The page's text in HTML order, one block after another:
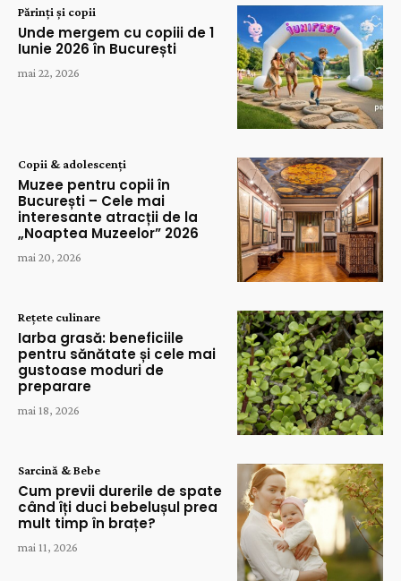
Părinți și copii
Unde mergem cu copiii de 1
Iunie 2026 în București
mai 22, 2026
Copii & adolescenți
Muzee pentru copii în
București – Cele mai
interesante atracții de la
„Noaptea Muzeelor” 2026
mai 20, 2026
Rețete culinare
Iarba grasă: beneficiile
pentru sănătate și cele mai
gustoase moduri de
preparare
mai 18, 2026
Sarcină & Bebe
Cum previi durerile de spate
când îți duci bebelușul prea
mult timp în brațe?
mai 11, 2026